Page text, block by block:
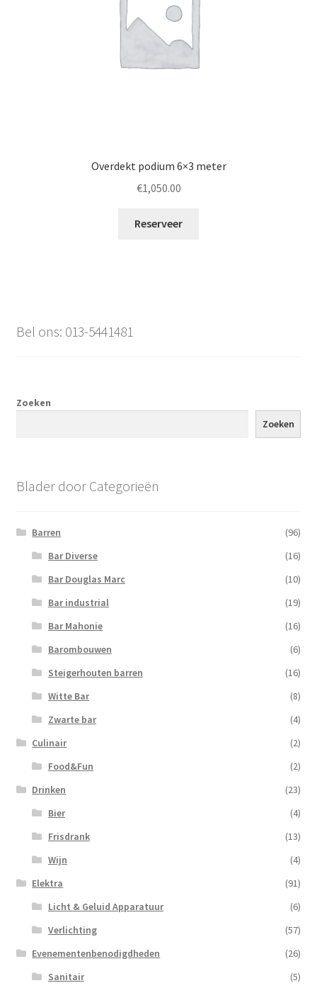
Overdekt podium 6×3 meter
€1,050.00
Reserveer
Bel ons: 013-5441481
Zoeken
Zoeken
Blader door Categorieën
Barren
(96)
Bar Diverse
(16)
Bar Douglas Marc
(10)
Bar industrial
(19)
Bar Mahonie
(16)
Barombouwen
(6)
Steigerhouten barren
(16)
Witte Bar
(8)
Zwarte bar
(4)
Culinair
(2)
Food&Fun
(2)
Drinken
(23)
Bier
(4)
Frisdrank
(13)
Wijn
(4)
Elektra
(91)
Licht & Geluid Apparatuur
(6)
Verlichting
(57)
Evenementenbenodigdheden
(26)
Sanitair
(5)